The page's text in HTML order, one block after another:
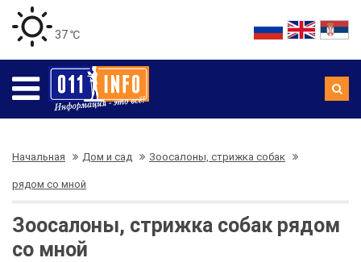
37 ℃
Начальная Дом и сад Зоосалоны, стрижка собак
рядом со мной
Зоосалоны, стрижка собак рядом
со мной